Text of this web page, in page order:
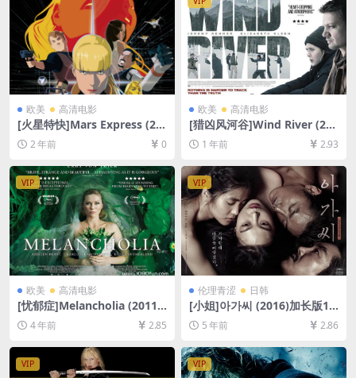
方中字]
欧美 高清电影
[火星特快]Mars Express (20
23)[百度网盘+夸克网盘1080P
超清未删减资源][网盘在线播
幕]
2 年前 0
欧美 高清电影
[猎凶风河谷]Wind River (201
7)[百度网盘+夸克网盘1080P
超清未删减资源][网盘在线播
幕]
1 年前 2.93
VIP
欧美 高清电影
[忧郁症]Melancholia (2011)
[百度网盘+迅雷云盘资源1080
P超清未删减][MP4/7.6GB][中
英字幕]
4 年前 2.85
VIP
伦理青涩 日韩
[小姐]아가씨 (2016)加长版16
8min[百度网盘+夸克网盘+迅
雷云盘资源1080P超清][MP4/
10GB][韩语中字]【视频文件
+防和谐压缩包（含解压密
码）】
5 年前 2.86
VIP VIP